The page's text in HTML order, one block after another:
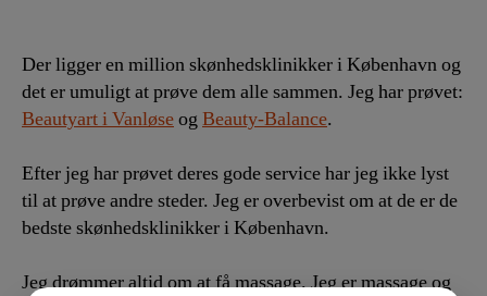
Der ligger en million skønhedsklinikker i København og
det er umuligt at prøve dem alle sammen. Jeg har prøvet:
Beautyart i VanløseogBeauty-Balance.
Efter jeg har prøvet deres gode service har jeg ikke lyst
til at prøve andre steder. Jeg er overbevist om at de er de
bedste skønhedsklinikker i København.
Jeg drømmer altid om at få massage. Jeg er massage og